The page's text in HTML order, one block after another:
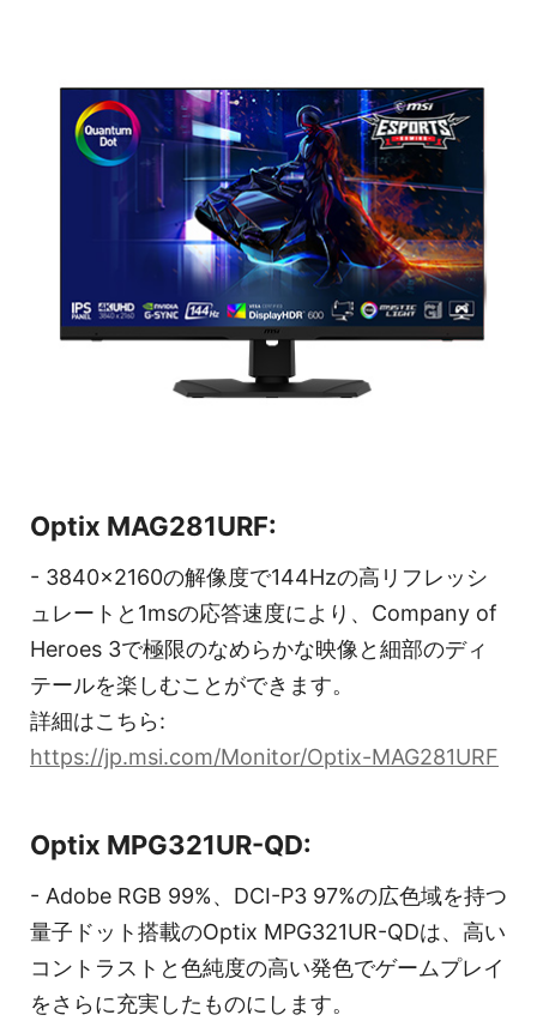
Optix MAG281URF:
- 3840x2160の解像度で144Hzの高リフレッシ
ュレートと1msの応答速度により、Company of
Heroes 3で極限のなめらかな映像と細部のディ
テールを楽しむことができます。
詳細はこちら:
https://jp.msi.com/Monitor/Optix-MAG281URF
Optix MPG321UR-QD:
- Adobe RGB 99%、DCI-P3 97%の広色域を持つ
量子ドット搭載のOptix MPG321UR-QDは、高い
コントラストと色純度の高い発色でゲームプレイ
をさらに充実したものにします。